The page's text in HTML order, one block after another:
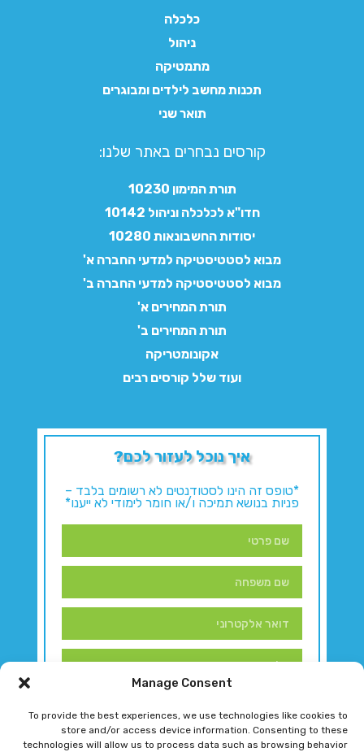
Manage Consent
To provide the best experiences, we use technologies like cookies to
store and/or access device information. Consenting to these
technologies will allow us to process data such as browsing behavior
כלכלה
ניהול
מתמטיקה
תכנות מחשב לילדים ומבוגרים
תואר שני
קורסים נבחרים באתר שלנו:​
תורת המימון 10230
חדו"א לכלכלה וניהול 10142
יסודות החשבונאות 10280
מבוא לסטטיסטיקה למדעי החברה א'
מבוא לסטטיסטיקה למדעי החברה ב'
תורת המחירים א'
תורת המחירים ב'
אקונומטריקה
ועוד שלל קורסים רבים
איך נוכל לעזור לכם?
*טופס זה הינו לסטודנטים לא רשומים בלבד –
פניות בנושא תמיכה ו/או חומר לימודי לא ייענו*